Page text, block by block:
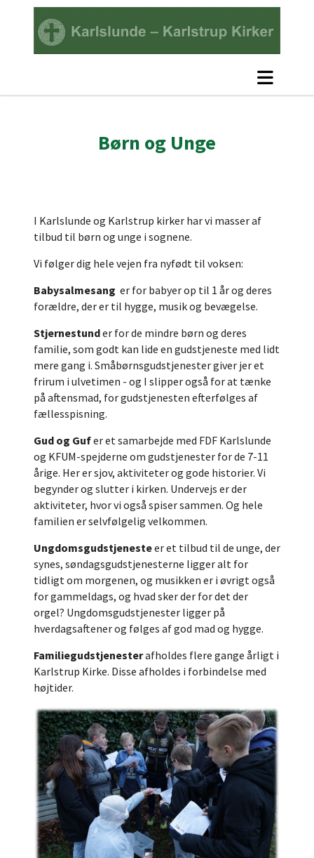
Børn og Unge
I Karlslunde og Karlstrup kirker har vi masser af
tilbud til børn og unge i sognene.
Vi følger dig hele vejen fra nyfødt til voksen:
Babysalmesang er for babyer op til 1 år og deres
forældre, der er til hygge, musik og bevægelse.
Stjernestunder for de mindre børn og deres
familie, som godt kan lide en gudstjeneste med lidt
mere gang i. Småbørnsgudstjenester giver jer et
frirum i ulvetimen - og I slipper også for at tænke
på aftensmad, for gudstjenesten efterfølges af
fællesspisning.
Gud og Gufer et samarbejde med FDF Karlslunde
og KFUM-spejderne om gudstjenester for de 7-11
årige. Her er sjov, aktiviteter og gode historier. Vi
begynder og slutter i kirken. Undervejs er der
aktiviteter, hvor vi også spiser sammen. Og hele
familien er selvfølgelig velkommen.
Ungdomsgudstjenesteer et tilbud til de unge, der
synes, søndagsgudstjenesterne ligger alt for
tidligt om morgenen, og musikken er i øvrigt også
for gammeldags, og hvad sker der for det der
orgel? Ungdomsgudstjenester ligger på
hverdagsaftener og følges af god mad og hygge.
Familiegudstjenesterafholdes flere gange årligt i
Karlstrup Kirke. Disse afholdes i forbindelse med
højtider.